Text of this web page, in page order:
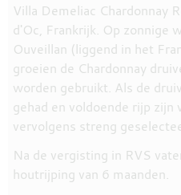
Villa Demeliac Chardonnay
d'Oc, Frankrijk. Op zonnige
Ouveillan (liggend in het
groeien de Chardonnay
worden gebruikt. Als de
gehad en voldoende rijp zijn
vervolgens streng
Na de vergisting in RVS
houtrijping van 6 maanden.